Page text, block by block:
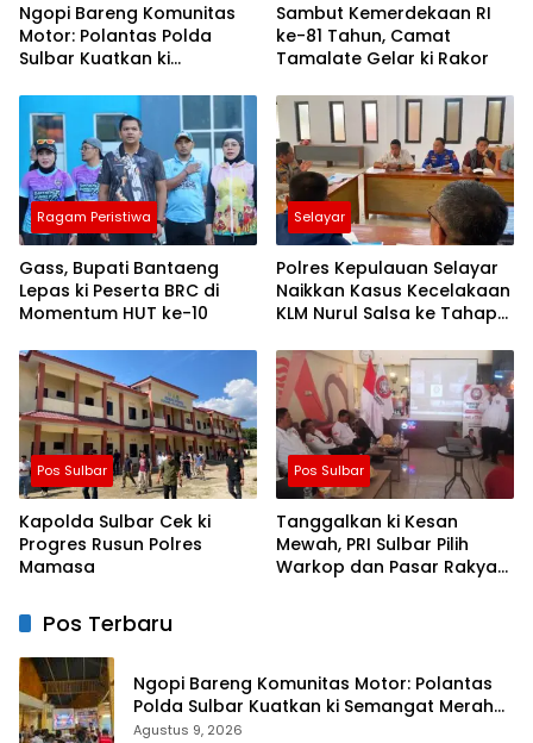
Ngopi Bareng Komunitas
Motor: Polantas Polda
Sulbar Kuatkan ki
Keselamatan
Sambut Kemerdekaan RI
ke-81 Tahun, Camat
Tamalate Gelar ki Rakor
Ragam Peristiwa
Gass, Bupati Bantaeng
Lepas ki Peserta BRC di
Momentum HUT ke-10
Selayar
Polres Kepulauan Selayar
Naikkan Kasus Kecelakaan
KLM Nurul Salsa ke Tahap
Pos Sulbar
Kapolda Sulbar Cek ki
Progres Rusun Polres
Mamasa
Pos Sulbar
Tanggalkan ki Kesan
Mewah, PRI Sulbar Pilih
Warkop dan Pasar Rakyat
Pos Terbaru
Ngopi Bareng Komunitas Motor: Polantas
Polda Sulbar Kuatkan ki Semangat Merah
Putih dan Keselamatan
Agustus 9, 2026